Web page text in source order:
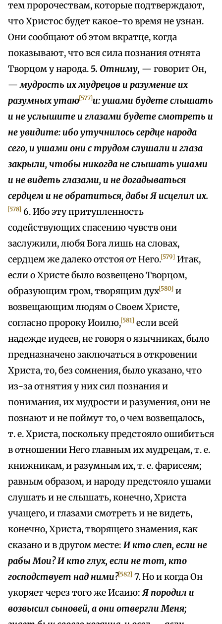
тем пророчествам, которые подтверждают,
что Христос будет какое-то время не узнан.
Они сообщают об этом вкратце, когда
показывают, что вся сила познания отнята
Творцом у народа. 5. Отниму, — говорит Он,
—мудрость их мудрецов и разумение их
разумных утаю[577]и: ушами будете слышать
и не услышите и глазами будете смотреть и
не увидите: ибо утучнилось сердце народа
сего, и ушами они с трудом слушали и глаза
закрыли, чтобы никогда не слышать ушами
и не видеть глазами, и не догадываться
сердцем и не обратиться, дабы Я исцелил их.
[578] 6. Ибо эту притупленность
содействующих спасению чувств они
заслужили, любя Бога лишь на словах,
сердцем же далеко отстоя от Него.[579] Итак,
если о Христе было возвещено Творцом,
образующим гром, творящим дух[580] и
возвещающим людям о Своем Христе,
согласно пророку Иоилю,[581] если всей
надежде иудеев, не говоря о язычниках, было
предназначено заключаться в откровении
Христа, то, без сомнения, было указано, что
из-за отнятия у них сил познания и
понимания, их мудрости и разумения, они не
познают и не поймут то, о чем возвещалось,
т. е. Христа, поскольку предстояло ошибиться
в отношении Него главным их мудрецам, т. е.
книжникам, и разумным их, т. е. фарисеям;
равным образом, и народу предстояло ушами
слушать и не слышать, конечно, Христа
учащего, и глазами смотреть и не видеть,
конечно, Христа, творящего знамения, как
сказано и в другом месте: И кто слеп, если не
рабы Мои? И кто глух, если не тот, кто
господствует над ними?[582] 7. Но и когда Он
укоряет через того же Исаию:Я породил и
возвысил сыновей, а они отвергли Меня;